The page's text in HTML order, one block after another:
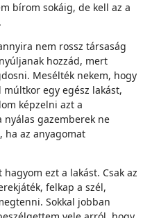
bírom sokáig, de kell az a
nem rossz társaság
hozzád, mert
Mesélték nekem, hogy
egy egész lakást,
képzelni azt a
nyálas gazemberek ne
ha az anyagomat
ezt a lakást. Csak az
felkap a szél,
Sokkal jobban